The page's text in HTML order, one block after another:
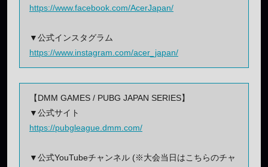
https://www.facebook.com/AcerJapan/
▼公式インスタグラム
https://www.instagram.com/acer_japan/
【DMM GAMES / PUBG JAPAN SERIES】
▼公式サイト
https://pubgleague.dmm.com/
▼公式YouTubeチャンネル (※大会当日はこちらのチャ